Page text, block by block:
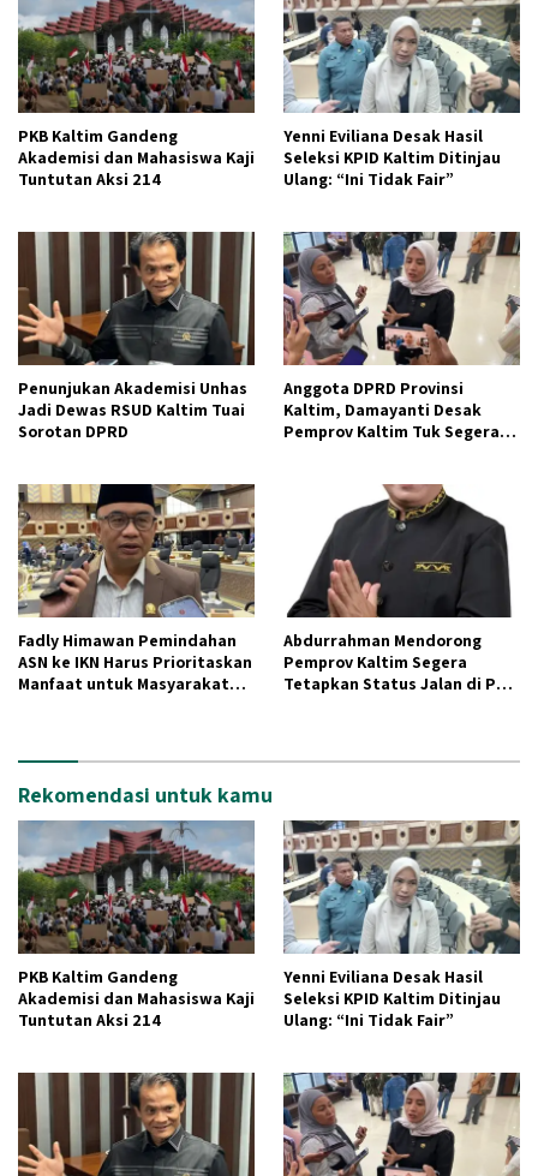
PKB Kaltim Gandeng
Akademisi dan Mahasiswa Kaji
Tuntutan Aksi 214
Yenni Eviliana Desak Hasil
Seleksi KPID Kaltim Ditinjau
Ulang: “Ini Tidak Fair”
Penunjukan Akademisi Unhas
Jadi Dewas RSUD Kaltim Tuai
Sorotan DPRD
Anggota DPRD Provinsi
Kaltim, Damayanti Desak
Pemprov Kaltim Tuk Segera
Fadly Himawan Pemindahan
ASN ke IKN Harus Prioritaskan
Manfaat untuk Masyarakat
Abdurrahman Mendorong
Pemprov Kaltim Segera
Tetapkan Status Jalan di PPU
Rekomendasi untuk kamu
PKB Kaltim Gandeng
Akademisi dan Mahasiswa Kaji
Tuntutan Aksi 214
Yenni Eviliana Desak Hasil
Seleksi KPID Kaltim Ditinjau
Ulang: “Ini Tidak Fair”